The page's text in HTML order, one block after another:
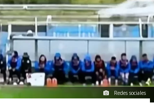
Redes sociales